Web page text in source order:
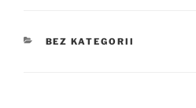
KATEGORIE
BEZ KATEGORII